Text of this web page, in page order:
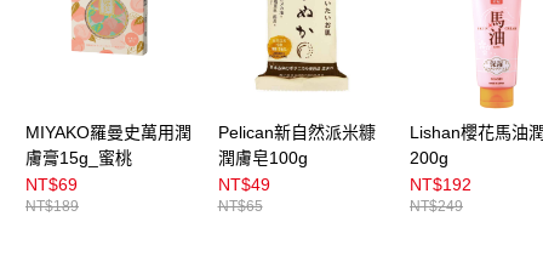
每筆NT$100，滿NT$399(含以上)免運費
國家/地區配送 查看運費
MIYAKO羅曼史萬用潤
膚膏15g_蜜桃
NT$69
NT$189
Pelican新自然派米糠
潤膚皂100g
NT$49
NT$65
Lishan櫻花馬油
200g
NT$192
NT$249